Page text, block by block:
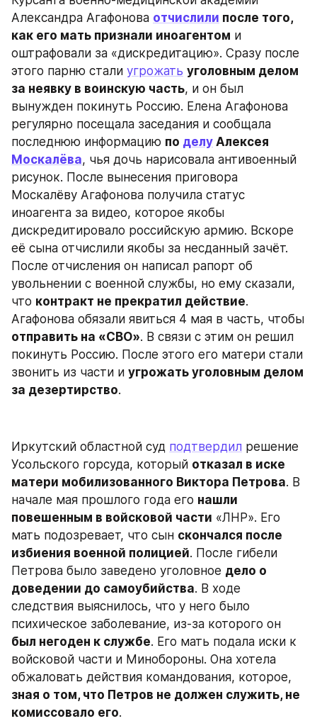
Александра Агафонова отчислили после того,
как его мать признали иноагентом и
оштрафовали за «дискредитацию». Сразу после
этого парню стали угрожать уголовным делом
за неявку в воинскую часть, и он был
вынужден покинуть Россию. Елена Агафонова
регулярно посещала заседания и сообщала
последнюю информацию по делу
Москалёва, чья дочь нарисовала антивоенный
рисунок. После вынесения приговора
Москалёву Агафонова получила статус
иноагента за видео, которое якобы
дискредитировало российскую армию. Вскоре
её сына отчислили якобы за несданный зачёт.
После отчисления он написал рапорт об
увольнении с военной службы, но ему сказали,
что контракт не прекратил действие.
отправить на «СВО». В связи с этим он решил
покинуть Россию. После этого его матери стали
звонить из части и угрожать уголовным делом
за дезертирство.
Иркутский областной суд подтвердил решение
Усольского горсуда, который отказал в иске
матери мобилизованного Виктора Петрова. В
начале мая прошлого года его нашли
повешенным в войсковой части «ЛНР». Его
мать подозревает, что сын скончался после
избиения военной полицией. После гибели
Петрова было заведено уголовное дело о
доведении до самоубийства. В ходе
следствия выяснилось, что у него было
был негоден к службе. Его мать подала иски к
войсковой части и Минобороны. Она хотела
зная о том, что Петров не должен служить, не
комиссовало его.